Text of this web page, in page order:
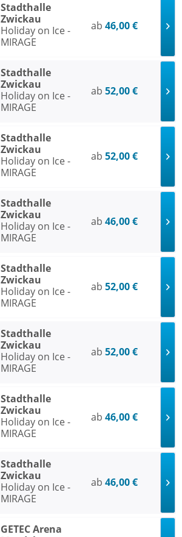
Stadthalle
Zwickau
Holiday on Ice -
MIRAGE
ab 46,00 €
Stadthalle
Zwickau
Holiday on Ice -
MIRAGE
ab 52,00 €
Stadthalle
Zwickau
Holiday on Ice -
MIRAGE
ab 52,00 €
Stadthalle
Zwickau
Holiday on Ice -
MIRAGE
ab 46,00 €
Stadthalle
Zwickau
Holiday on Ice -
MIRAGE
ab 52,00 €
Stadthalle
Zwickau
Holiday on Ice -
MIRAGE
ab 52,00 €
Stadthalle
Zwickau
Holiday on Ice -
MIRAGE
ab 46,00 €
Stadthalle
Zwickau
Holiday on Ice -
MIRAGE
ab 46,00 €
GETEC Arena